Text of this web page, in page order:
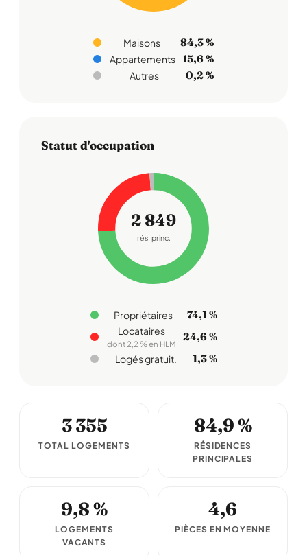
Maisons 84,3 %
Appartements 15,6 %
Autres 0,2 %
Statut d'occupation
2 849
rés. princ.
Propriétaires 74,1 %
Locataires
dont 2,2 % en HLM
24,6 %
Logés gratuit. 1,3 %
3 355
TOTAL LOGEMENTS
84,9 %
RÉSIDENCES
PRINCIPALES
9,8 %
LOGEMENTS
VACANTS
4,6
PIÈCES EN MOYENNE